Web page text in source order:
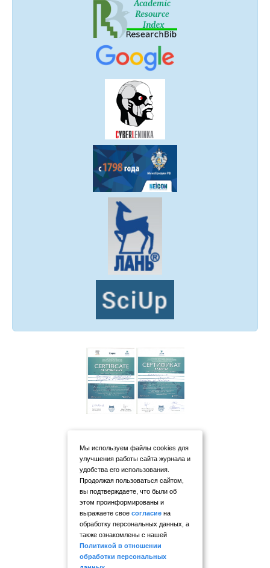
Мы используем файлы cookies для
улучшения работы сайта журнала и
удобства его использования.
Продолжая пользоваться сайтом,
вы подтверждаете, что были об
этом проинформированы и
выражаете свое согласие на
обработку персональных данных, а
также ознакомлены с нашей
Политикой в отношении
обработки персональных